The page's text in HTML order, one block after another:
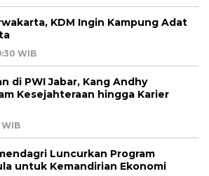
KDM Ingin Kampung Adat
WIB
di PWI Jabar, Kang Andhy
Kesejahteraan hingga Karier
Luncurkan Program
untuk Kemandirian Ekonomi